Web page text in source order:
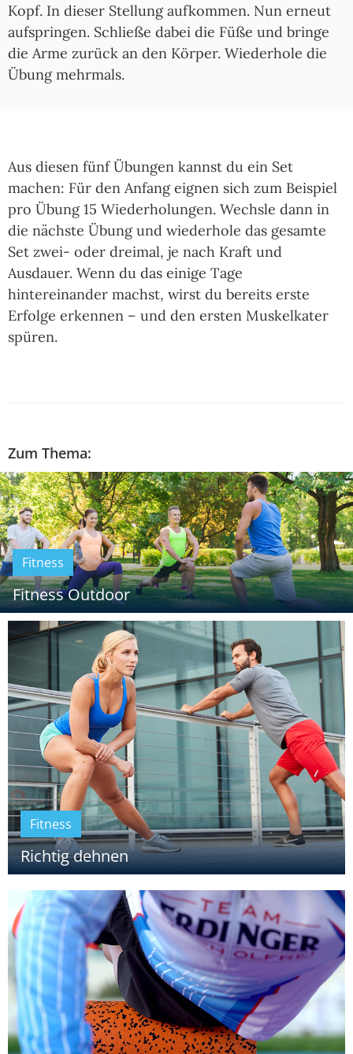
Kopf. In dieser Stellung aufkommen. Nun erneut
aufspringen. Schließe dabei die Füße und bringe
die Arme zurück an den Körper. Wiederhole die
Übung mehrmals.
Aus diesen fünf Übungen kannst du ein Set
machen: Für den Anfang eignen sich zum Beispiel
pro Übung 15 Wiederholungen. Wechsle dann in
die nächste Übung und wiederhole das gesamte
Set zwei- oder dreimal, je nach Kraft und
Ausdauer. Wenn du das einige Tage
hintereinander machst, wirst du bereits erste
Erfolge erkennen – und den ersten Muskelkater
spüren.
Zum Thema:
Fitness
Fitness Outdoor
Fitness
Richtig dehnen